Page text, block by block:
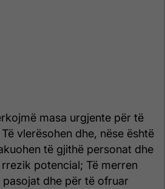
masa urgjente për të
vlerësohen dhe, nëse është
të gjithë personat dhe
potencial; Të merren
dhe për të ofruar